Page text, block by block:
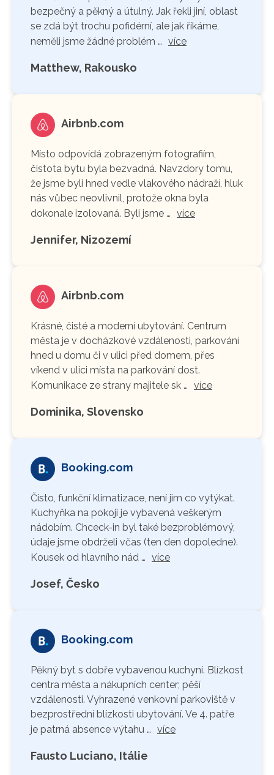
bezpečný a pěkný a útulný. Jak řekli jiní, oblast
se zdá být trochu pofidérní, ale jak říkáme,
neměli jsme žádné problém … více
Matthew, Rakousko
Airbnb.com
Místo odpovídá zobrazeným fotografiím,
čistota bytu byla bezvadná. Navzdory tomu,
že jsme byli hned vedle vlakového nádraží, hluk
nás vůbec neovlivnil, protože okna byla
dokonale izolovaná. Byli jsme … více
Jennifer, Nizozemí
Airbnb.com
Krásné, čisté a moderní ubytování. Centrum
města je v docházkové vzdálenosti, parkování
hned u domu či v ulici před domem, přes
víkend v ulici místa na parkování dost.
Komunikace ze strany majitele sk … více
Dominika, Slovensko
Booking.com
Čisto, funkční klimatizace, není jim co vytýkat.
Kuchyňka na pokoji je vybavená veškerým
nádobím. Chceck-in byl také bezproblémový,
údaje jsme obdrželi včas (ten den dopoledne).
Kousek od hlavního nád … více
Josef, Česko
Booking.com
Pěkný byt s dobře vybavenou kuchyní. Blízkost
centra města a nákupních center; pěší
vzdálenosti. Vyhrazené venkovní parkoviště v
bezprostřední blízkosti ubytování. Ve 4. patře
je patrná absence výtahu … více
Fausto Luciano, Itálie